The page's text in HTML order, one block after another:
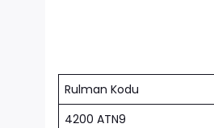
Rulman Kodu
4200 ATN9